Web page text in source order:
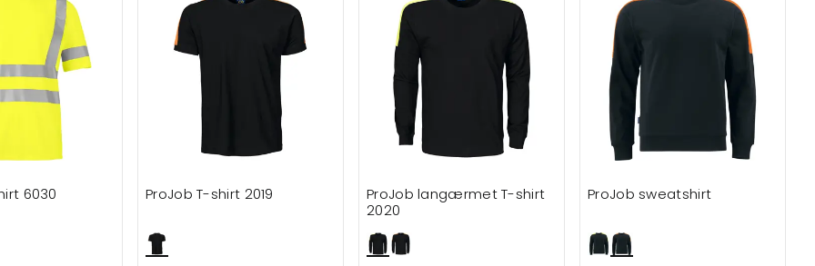
6030 ProJob T-shirt 2019
ProJob langærmet T-shirt
2020
ProJob sweatshirt